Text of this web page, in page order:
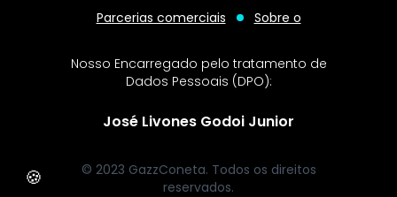
Parcerias comerciais
Sobre o
Nosso Encarregado pelo tratamento de
Dados Pessoais (DPO):
José Livones Godoi Junior
© 2023 GazzConeta. Todos os direitos
reservados.
🍪